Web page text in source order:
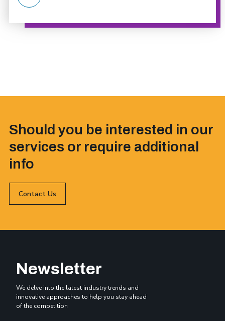
Should you be interested in our
services or require additional
info
Contact Us
Newsletter
We delve into the latest industry trends and
innovative approaches to help you stay ahead
of the competition